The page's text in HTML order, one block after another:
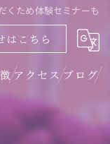
くため体験セミナーも
はこちら
アクセスブログ